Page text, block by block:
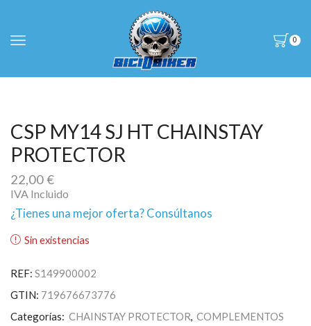
0
CSP MY14 SJ HT CHAINSTAY
PROTECTOR
22,00€
IVA Incluido
¿Tienes una mejor oferta? Consúltanos
Sin existencias
REF: S149900002
GTIN: 719676673776
Categorías: CHAINSTAY PROTECTOR, COMPLEMENTOS